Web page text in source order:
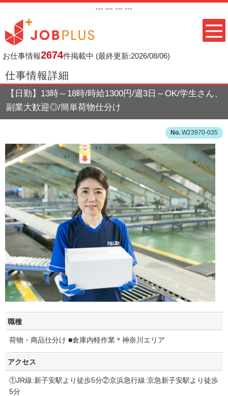
--- --- --- ---
お仕事情報2674件掲載中 (最終更新:2026/08/06)
仕事情報詳細
【日勤】13時～18時/時給1300円/週3日～OK/学生さん、
副業大歓迎◎/簡単荷物仕分け
W23970-035
職種
荷物・商品仕分け ■倉庫内軽作業＊神奈川エリア
アクセス
①JR線:新子安駅より徒歩5分②京浜急行線:京急新子安駅より徒歩
5分